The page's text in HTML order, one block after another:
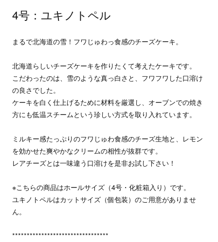
4号：ユキノトペル
まるで北海道の雪！フワじゅわっ食感のチーズケーキ。
北海道らしいチーズケーキを作りたくて考えたケーキです。
こだわったのは、雪のような真っ白さと、フワフワした口溶け
の良さでした。
ケーキを白く仕上げるために材料を厳選し、オーブンでの焼き
方にも低温スチームという珍しい方式を取り入れています。
ミルキー感たっぷりのフワじゅわ食感のチーズ生地と、レモン
を効かせた爽やかなクリームの相性が抜群です。
レアチーズとは一味違う口溶けを是非お試し下さい！
※こちらの商品はホールサイズ（4号・化粧箱入り）です。
ユキノトペルはカットサイズ（個包装）のご用意がありませ
ん。
*********************************